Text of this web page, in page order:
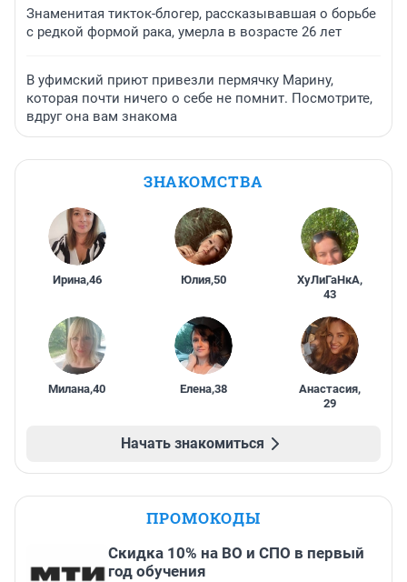
Знаменитая тикток-блогер, рассказывавшая о борьбе
с редкой формой рака, умерла в возрасте 26 лет
В уфимский приют привезли пермячку Марину,
которая почти ничего о себе не помнит. Посмотрите,
вдруг она вам знакома
ЗНАКОМСТВА
Ирина,46 Юлия,50 ХуЛиГаНкА,
43
Милана,40 Елена,38 Анастасия,
29
Начать знакомиться
ПРОМОКОДЫ
Скидка 10% на ВО и СПО в первый
год обучения